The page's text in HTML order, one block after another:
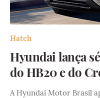
Hatch
Hyundai lança
do HB20 e do
A Hyundai Motor Brasil